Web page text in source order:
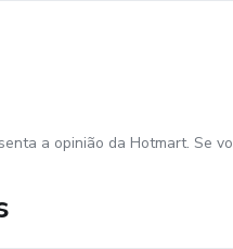
a opinião da Hotmart. Se